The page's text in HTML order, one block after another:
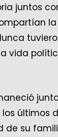
juntos
vida
los últimos
de su